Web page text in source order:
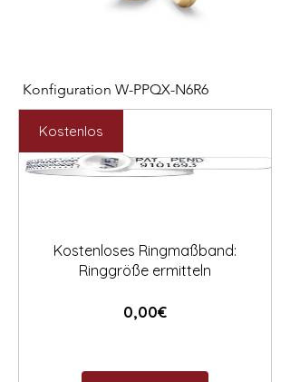
Konfiguration W-PPQX-N6R6
Preis
2.127,00 €
Preis
Kostenlos
Kostenloses Ringmaßband:
Ringgröße ermitteln
0,00€Preis